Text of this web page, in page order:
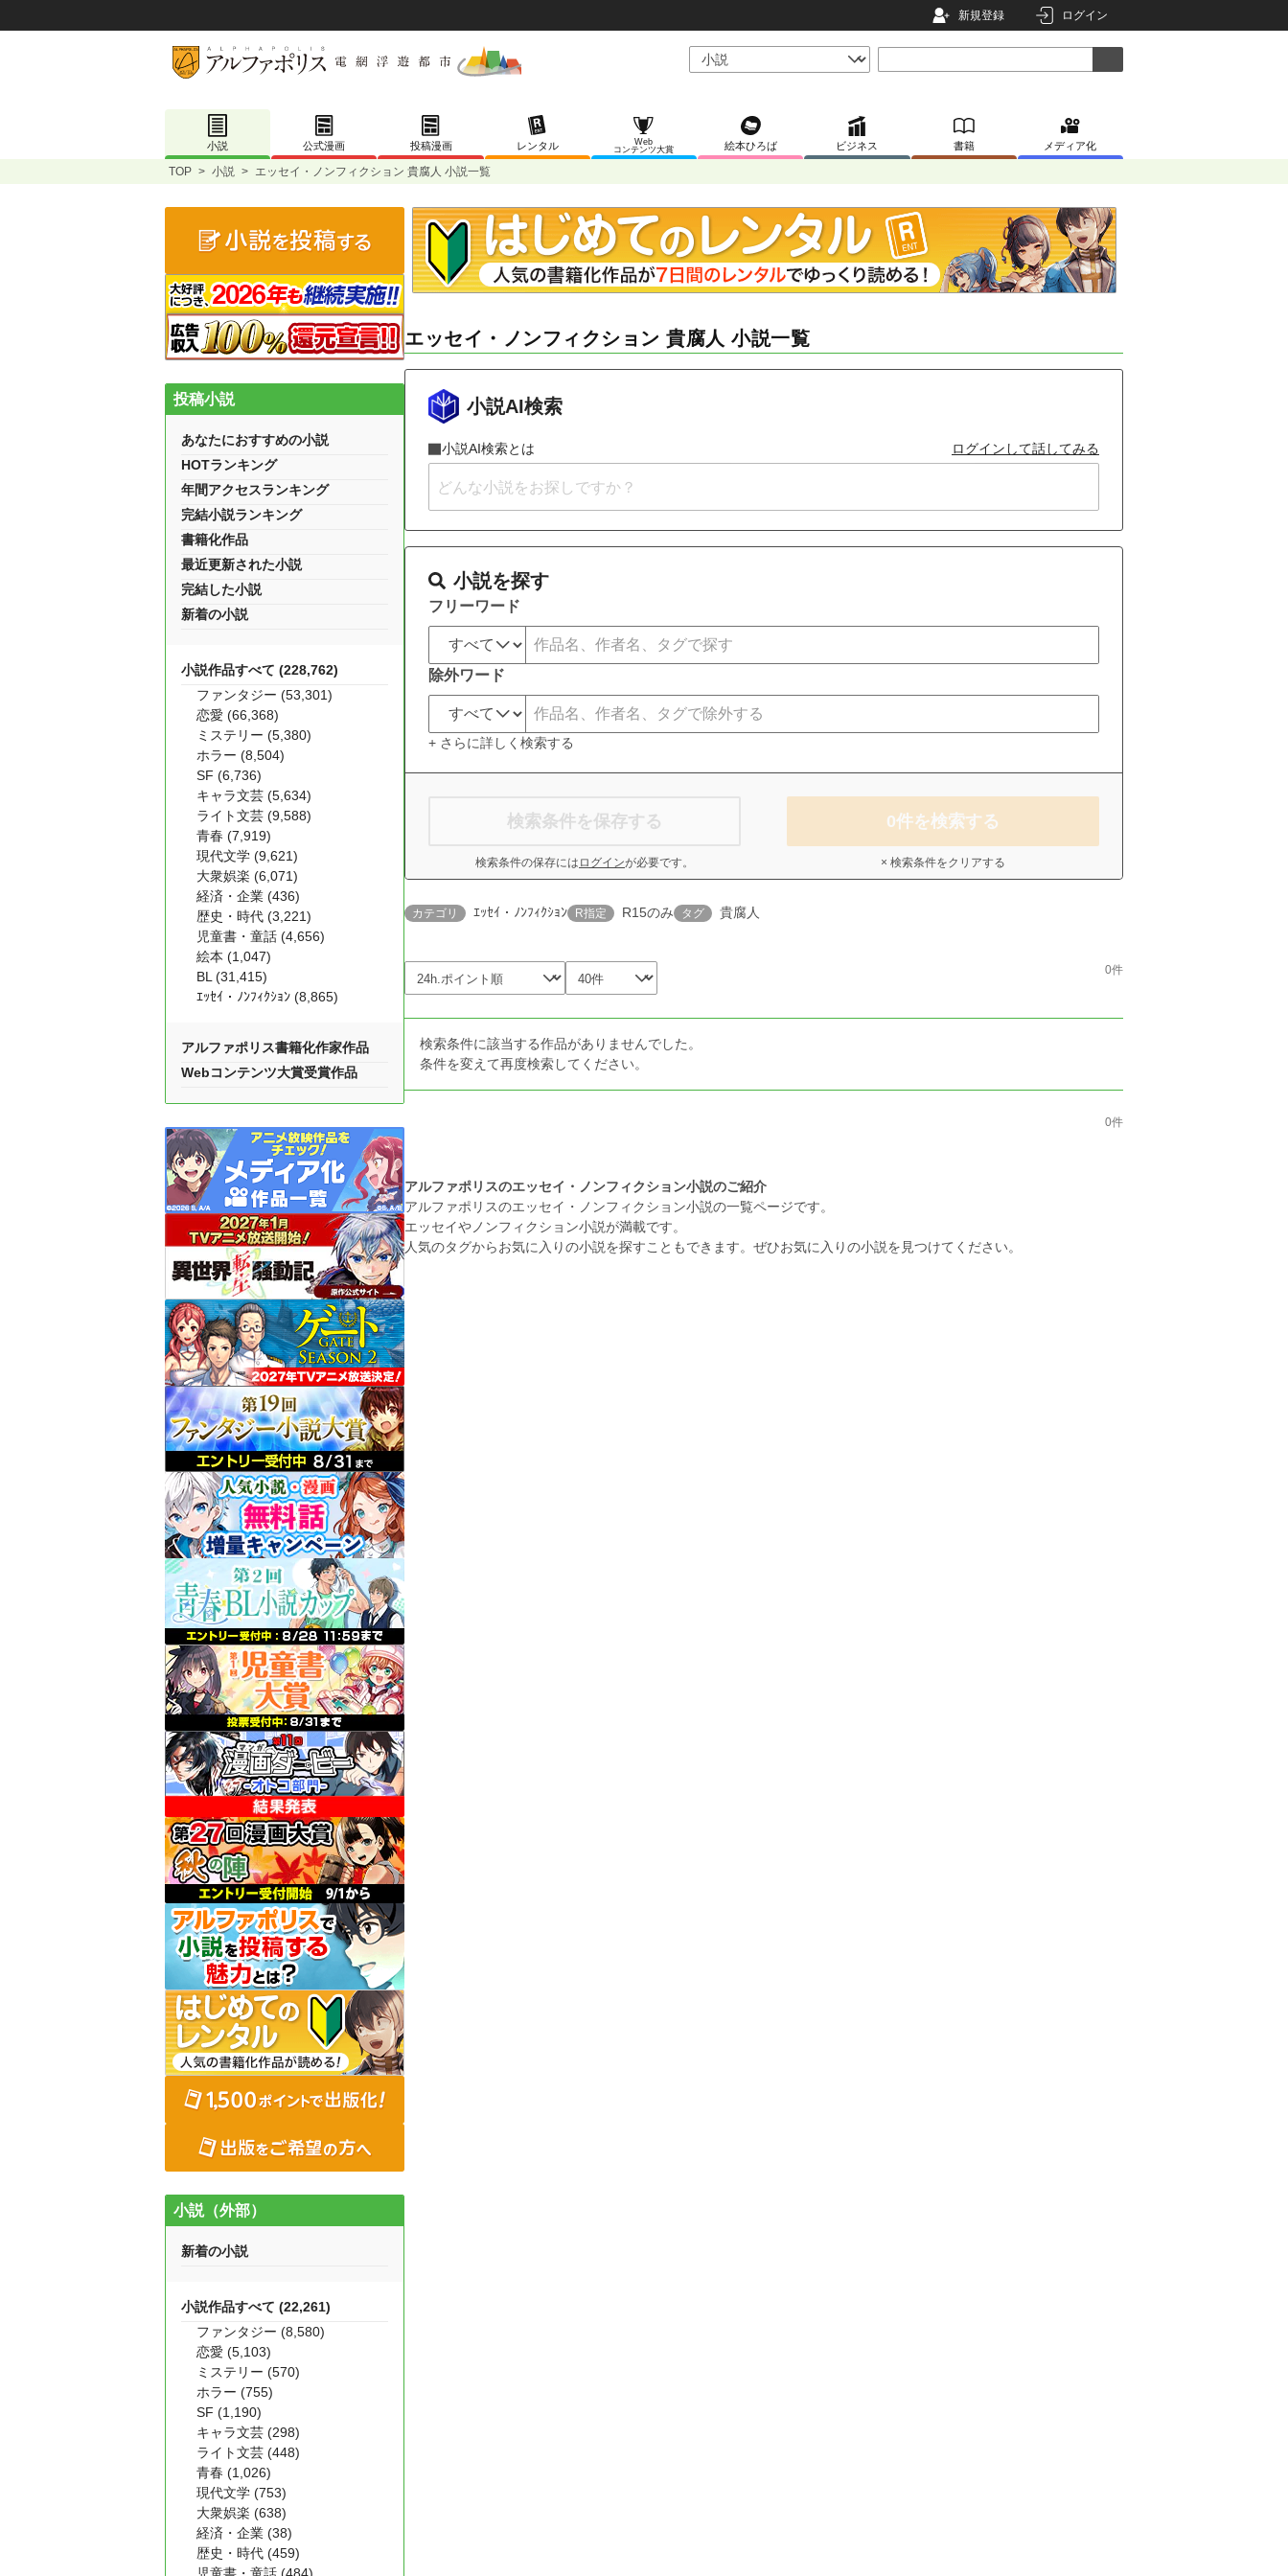
新規登録 ログイン
小説 公式漫画 投稿漫画 レンタル
Web
コンテンツ大賞
絵本ひろば ビジネス 書籍 メディア化
TOP > 小説 > エッセイ・ノンフィクション 貴腐人 小説一覧
エッセイ・ノンフィクション 貴腐人 小説一覧
小説AI検索
小説AI検索とは ログインして話してみる
小説を探す
フリーワード
除外ワード
+ さらに詳しく検索する
検索条件を保存する
検索条件の保存には ログインが必要です。
0件を検索する
× 検索条件をクリアする
カテゴリ ｴｯｾｲ・ﾉﾝﾌｨｸｼｮﾝ R指定 R15のみ タグ 貴腐人
0件
検索条件に該当する作品がありませんでした。
条件を変えて再度検索してください。
0件
アルファポリスのエッセイ・ノンフィクション小説のご紹介
アルファポリスのエッセイ・ノンフィクション小説の一覧ページです。
エッセイやノンフィクション小説が満載です。
人気のタグからお気に入りの小説を探すこともできます。ぜひお気に入りの小説を見つけてください。
投稿小説
あなたにおすすめの小説
HOTランキング
年間アクセスランキング
完結小説ランキング
書籍化作品
最近更新された小説
完結した小説
新着の小説
小説作品すべて (228,762)
ファンタジー (53,301)
恋愛 (66,368)
ミステリー (5,380)
ホラー (8,504)
SF (6,736)
キャラ文芸 (5,634)
ライト文芸 (9,588)
青春 (7,919)
現代文学 (9,621)
大衆娯楽 (6,071)
経済・企業 (436)
歴史・時代 (3,221)
児童書・童話 (4,656)
絵本 (1,047)
BL (31,415)
ｴｯｾｲ・ﾉﾝﾌｨｸｼｮﾝ (8,865)
アルファポリス書籍化作家作品
Webコンテンツ大賞受賞作品
小説（外部）
新着の小説
小説作品すべて (22,261)
ファンタジー (8,580)
恋愛 (5,103)
ミステリー (570)
ホラー (755)
SF (1,190)
キャラ文芸 (298)
ライト文芸 (448)
青春 (1,026)
現代文学 (753)
大衆娯楽 (638)
経済・企業 (38)
歴史・時代 (459)